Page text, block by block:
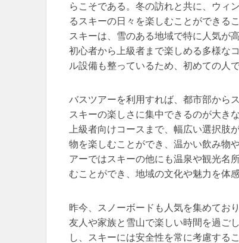
らこそである。冬の訪れと共に、ウィ
るスキーの日々を楽しむことができる
スキーは、雪のある地域で特に人気が
初心者から上級者まで楽しめる多様な
ル設備も整っているため、初めての人
バスツアーを利用すれば、都市部から
スキーの楽しさに集中できるのが大き
上級者向けコースまで、幅広い選択肢
物を楽しむことができ、温かい飲み物
アーではスキーの他にも温泉や観光名
むことができ、地域の文化や魅力を体
昨今、スノーボードも人気を集めてお
友人や家族と雪山で楽しい時間を過ご
し、スキーには安全性を常に考慮する